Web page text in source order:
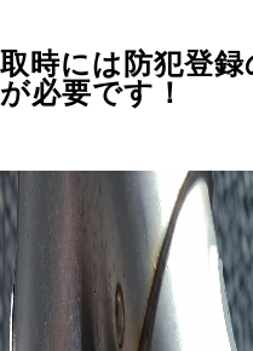
取時には防犯登
が必要です！